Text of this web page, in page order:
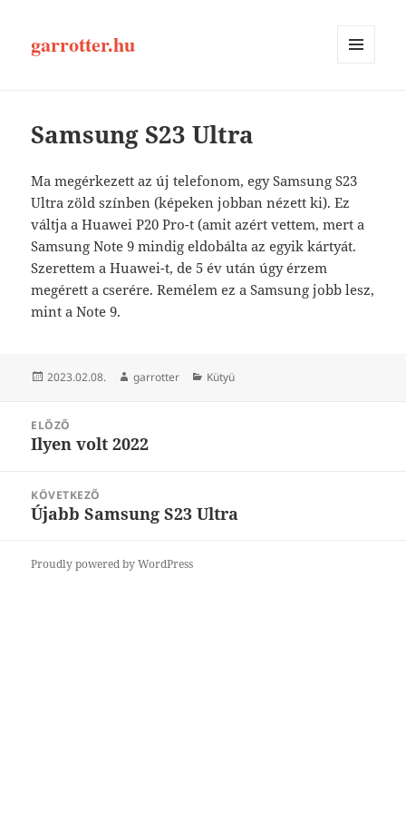
garrotter.hu
Samsung S23 Ultra
Ma megérkezett az új telefonom, egy Samsung S23
Ultra zöld színben (képeken jobban nézett ki). Ez
váltja a Huawei P20 Pro-t (amit azért vettem, mert a
Samsung Note 9 mindig eldobálta az egyik kártyát.
Szerettem a Huawei-t, de 5 év után úgy érzem
megérett a cserére. Remélem ez a Samsung jobb lesz,
mint a Note 9.
Közzétéve
2023.02.08. Szerző
garrotter Kategória
Kütyü
navigáció
ELŐZŐ
Korábbi
Ilyen volt 2022
KÖVETKEZŐ
Következő
Újabb Samsung S23 Ultra
Proudly powered by WordPress